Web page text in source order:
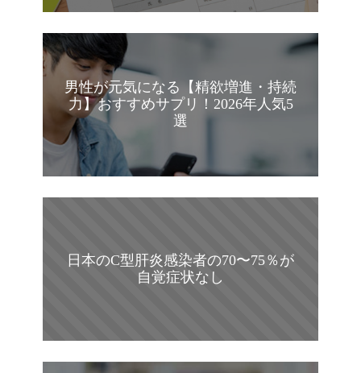
男性が元気になる【精欲増進・持続
力】おすすめサプリ！2026年人気5
選
日本のC型肝炎感染者の70〜75％が
自覚症状なし